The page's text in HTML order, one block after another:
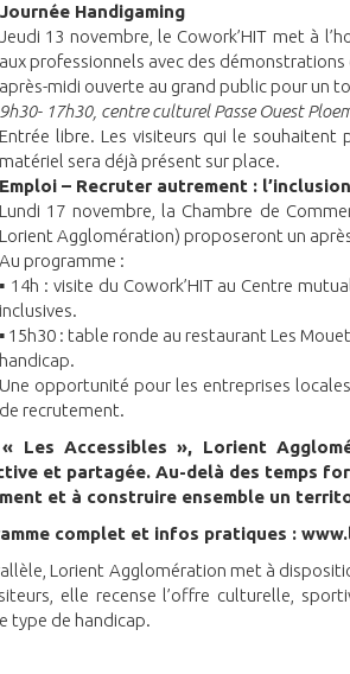
Journée Handigaming
Jeudi 13 novembre, le Cowork’HIT met à
aux professionnels avec des
après-midi ouverte au grand public pour un
9h30- 17h30, centre culturel Passe Ouest
Entrée libre. Les visiteurs qui le
matériel sera déjà présent sur place.
Emploi – Recruter autrement :
Lundi 17 novembre, la Chambre de
Lorient Agglomération) proposeront un
Au programme :
▪ 14h : visite du Cowork’HIT au Centre
inclusives.
▪ 15h30 : table ronde au restaurant Les
handicap.
Une opportunité pour les entreprises
de recrutement.
« Les Accessibles », Lorient
et partagée. Au-delà des temps
et à construire ensemble un
complet et infos pratiques :
Lorient Agglomération met à
elle recense l’offre culturelle,
type de handicap.